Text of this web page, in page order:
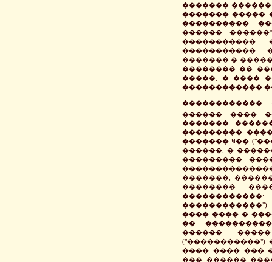
�������
������� �����
����������
������
�����������
������� �
�������� ��
�����, � ����
������������
������������
������ ����
�������
���������
������� Ҹ��
������. �
���������
�������,
��������
���� ���� �
��
������
���� ���� ���
��� ������